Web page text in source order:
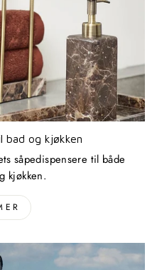
bad og kjøkken
såpedispensere til både
kjøkken.